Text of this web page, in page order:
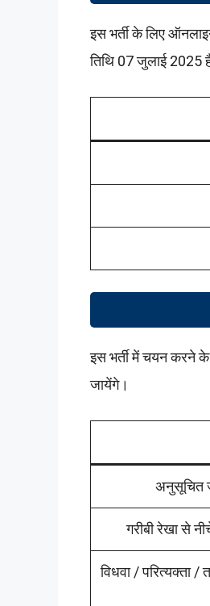
इस भर्ती के लिए
तिथि 07 जुलाई 2025
इस भर्ती में चयन करने
जायेंगे।
अनुसूचित
गरीबी रेखा से
विधवा / परित्यक्ता